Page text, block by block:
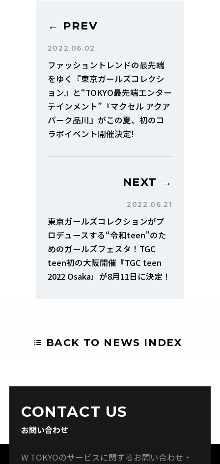
← PREV
2022.06.02
ファッショントレンドの最先端
をゆく『東京ガールズコレクシ
ョン』と“TOKYO最先端エンター
テインメント”『マクセル アクア
パーク品川』がこの夏、初のコ
ラボイベント開催決定!
NEXT →
2022.06.21
東京ガールズコレクションがプ
ロデュースする“令和teen”のた
めのガールズフェスタ！TGC
teen初の大阪開催『TGC teen
2022 Osaka』が8月11日に決定！
BACK TO NEWS INDEX
CONTACT US
お問い合わせ
W TOKYOのサービスに関するお問い合わせ・